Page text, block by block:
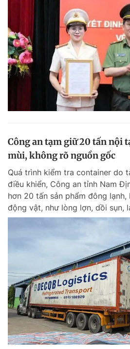
Theo dõi báo trên
Hotline
0906 645 777
Liên
0908
Quảng cáo RSS
Phó tổng biên tập: Lâm Hiếu Dũng
Phó tổng biên tập: Trần Việt Hưng
Tổng thư ký tòa soạn: Đức Trung
Giấy phép xuất bản số 110/GP - BTTTT
© 2003-2026 Bản quyền thuộc về Báo
dưới mọi hình thức nếu không có sự
Phát triển bởi ePi Technologies, JSC.
Công an tạm giữ 20 tấn nội
mùi, không rõ nguồn gốc
Quá trình kiểm tra container do
điều khiển, Công an tỉnh Nam
hơn 20 tấn sản phẩm đông
động vật, như lòng lợn, dồi sụn,